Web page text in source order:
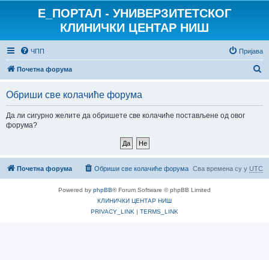
E_ПОРТАЛ - УНИВЕРЗИТЕТСКОГ
КЛИНИЧКИ ЦЕНТАР НИШ
ЧПП Пријава
Почетна форума
а
Обриши све колачиће форума
Да ли сигурно желите да обришете све колачиће постављене од овог
форума?
Почетна форума Сва времена су у UTC
Обриши све колачиће форума
Powered by phpBB® Forum Software © phpBB Limited
КЛИНИЧКИ ЦЕНТАР НИШ
PRIVACY_LINK | TERMS_LINK